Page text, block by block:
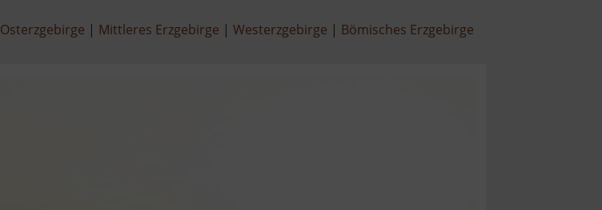
Osterzgebirge Mittleres Erzgebirge Westerzgebirge Bömisches Erzgebirge